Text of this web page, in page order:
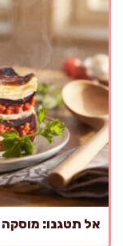
אל תטגנו: